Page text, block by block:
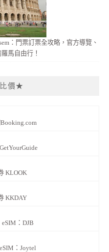
：門票訂票全攻略，官方導覽、
馬自由行！
價★
KLOOK
KKDAY
：DJB
：Joytel